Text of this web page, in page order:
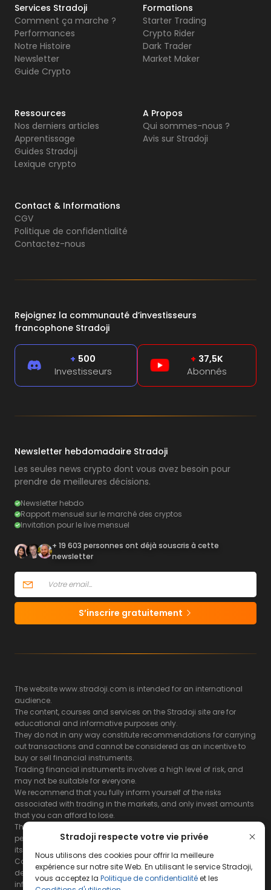
Stradoji respecte votre vie privée
Nous utilisons des cookies pour offrir la meilleure
expérience sur notre site Web. En utilisant le service Stradoji,
vous acceptez la Politique de confidentialitéet les
Services Stradoji
Comment ça marche ?
Performances
Notre Histoire
Newsletter
Guide Crypto
Formations
Starter Trading
Crypto Rider
Dark Trader
Market Maker
Ressources
Nos derniers articles
Apprentissage
Guides Stradoji
Lexique crypto
A Propos
Qui sommes-nous ?
Avis sur Stradoji
Contact & Informations
CGV
Politique de confidentialité
Contactez-nous
Rejoignez la communauté d’investisseurs
francophone Stradoji
+ 500
Investisseurs
+ 37,5K
Abonnés
Newsletter hebdomadaire Stradoji
Les seules news crypto dont vous avez besoin pour
prendre de meilleures décisions.
Newsletter hebdo
Rapport mensuel sur le marché des cryptos
Invitation pour le live mensuel
+ 19 603 personnes ont déjà souscris à cette
newsletter
S’inscrire gratuitement
The website www.stradoji.com is intended for an international
audience.
The content, courses and services on the Stradoji site are for
educational and informative purposes only.
They do not in any way constitute recommendations for carrying
out transactions and cannot be considered as an incentive to
buy or sell financial instruments.
Trading financial instruments involves a high level of risk, and
may not be suitable for everyone.
We recommend that you fully inform yourself of the risks
associated with trading in the markets, and only invest amounts
that you can afford to lose.
The Stradoji site does not guarantee the results or the
performance of products based on the information contained on
its site and its servers.
Consequently, the Stradoji site and its publishing company
decline all responsibility in the use that may be made of this
information and the consequences that may result therefrom.